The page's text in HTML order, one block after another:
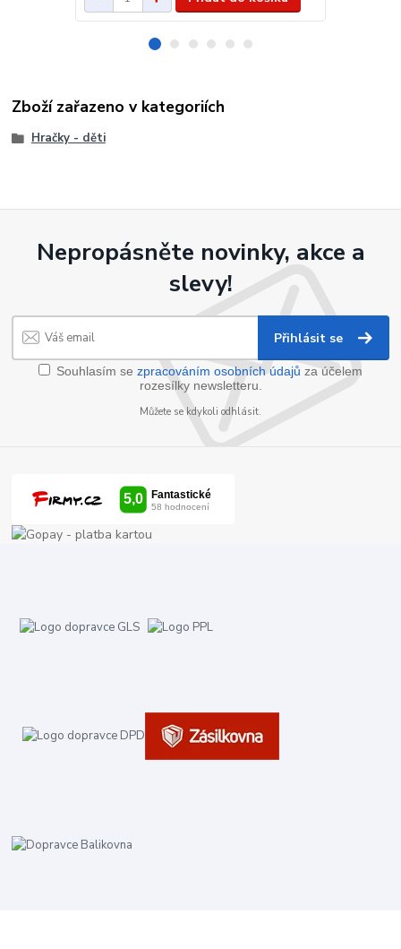
Zboží zařazeno v kategoriích
Hračky - děti
Nepropásněte novinky, akce a
slevy!
Přihlásit se
Souhlasím se zpracováním osobních údajů za účelem
rozesílky newsletteru.
Můžete se kdykoli odhlásit.